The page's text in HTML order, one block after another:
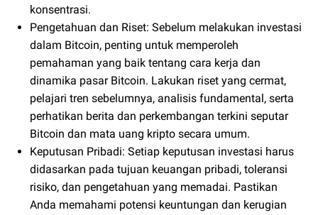
konsentrasi.
Pengetahuan dan Riset: Sebelum melakukan investasi
dalam Bitcoin, penting untuk memperoleh
pemahaman yang baik tentang cara kerja dan
dinamika pasar Bitcoin. Lakukan riset yang cermat,
pelajari tren sebelumnya, analisis fundamental, serta
perhatikan berita dan perkembangan terkini seputar
Bitcoin dan mata uang kripto secara umum.
Keputusan Pribadi: Setiap keputusan investasi harus
didasarkan pada tujuan keuangan pribadi, toleransi
risiko, dan pengetahuan yang memadai. Pastikan
Anda memahami potensi keuntungan dan kerugian